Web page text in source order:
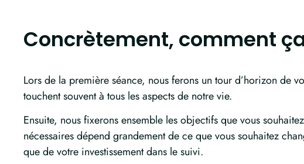
Concrètement, comment
Lors de la première séance, nous ferons un tour d’horizon de
touchent souvent à tous les aspects de notre vie.
Ensuite, nous fixerons ensemble les objectifs que vous
nécessaires dépend grandement de ce que vous souhaitez
que de votre investissement dans le suivi.